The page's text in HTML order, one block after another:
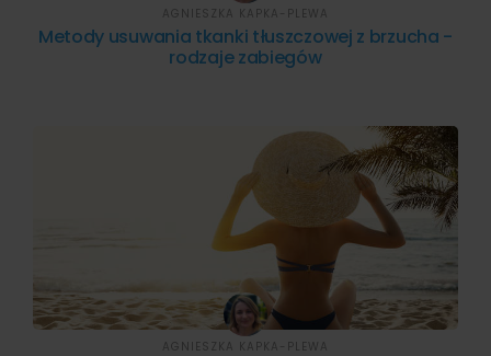
Metody usuwania tkanki tłuszczowej z brzucha -
rodzaje zabiegów
AGNIESZKA KAPKA-PLEWA
AGNIESZKA KAPKA-PLEWA